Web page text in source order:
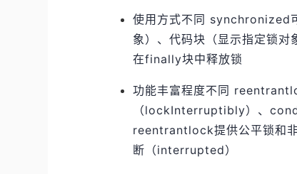
使用方式不同 synchronized
象）、代码块（显示指定锁
在finally块中释放锁
功能丰富程度不同
（lockInterruptibly）、
reentrantlock提供公平锁和
断（interrupted）